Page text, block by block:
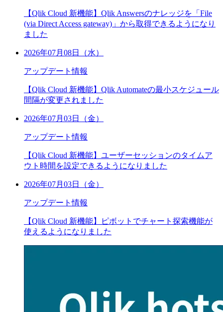
【Qlik Cloud 新機能】Qlik Answersのナレッジを「File
(via Direct Access gateway)」から取得できるようになり
ました
2026年07月08日（水）
アップデート情報
【Qlik Cloud 新機能】Qlik Automateの最小スケジュール
間隔が変更されました
2026年07月03日（金）
アップデート情報
【Qlik Cloud 新機能】ユーザーセッションのタイムア
ウト時間を設定できるようになりました
2026年07月03日（金）
アップデート情報
【Qlik Cloud 新機能】ピボットでチャート探索機能が
使えるようになりました